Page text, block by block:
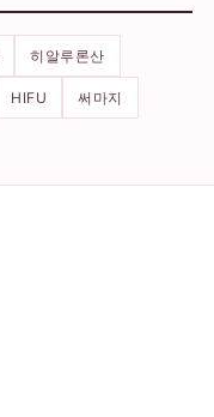
히알루론산
HIFU 써마지